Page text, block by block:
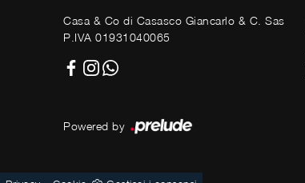
Casa & Co di Casasco Giancarlo & C. Sas
P.IVA 01931040065
Powered by